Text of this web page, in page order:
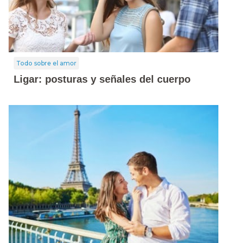
Todo sobre el amor
Ligar: posturas y señales del cuerpo